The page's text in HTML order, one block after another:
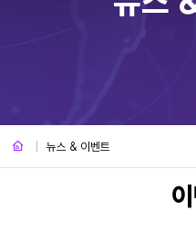
뉴스 & 이벤트